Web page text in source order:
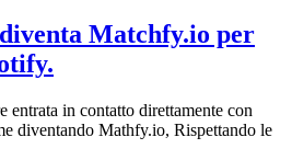
Matchfy.io per
entrata in contatto direttamente con
diventando Mathfy.io, Rispettando le